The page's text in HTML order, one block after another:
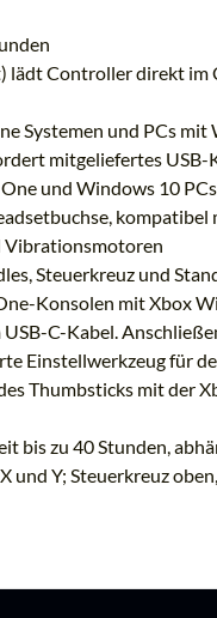
lädt Controller direkt im
Systemen und PCs
mitgeliefertes
und Windows 10
Vibrationsmotoren
Steuerkreuz und
Konsolen mit Xbox
C-Kabel.
Einstellwerkzeug für
Thumbsticks mit der
bis zu 40 Stunden,
und Y; Steuerkreuz